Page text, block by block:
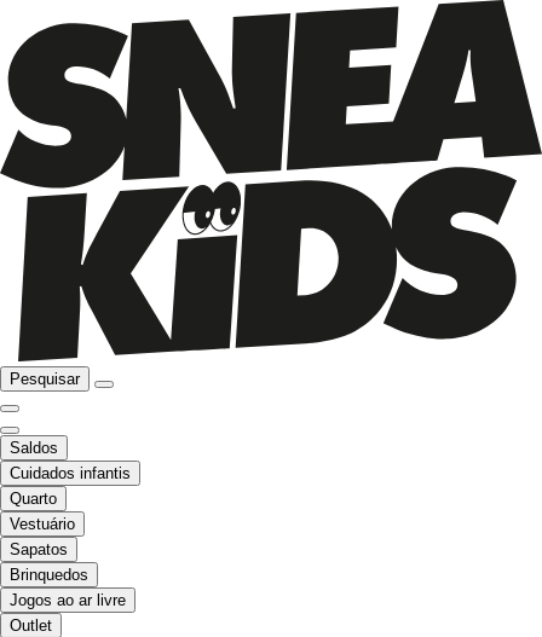
Pesquisar
Saldos
Cuidados infantis
Quarto
Vestuário
Sapatos
Brinquedos
Jogos ao ar livre
Outlet